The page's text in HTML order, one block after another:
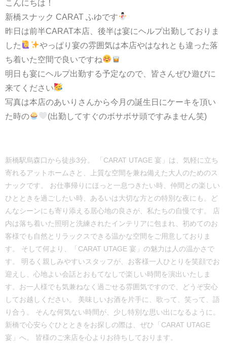
こんにちは！
新橋スナック CARAT ふゆです
昨日は前半CARAT本店、後半は宴にヘルプ出勤しておりま
した
やっぱり宴の雰囲気は本店やはなれとも違った落
ち着いた空間で良いですね
明日も宴にヘルプ出勤する予定なので、皆さんぜひ遊びに
来てください
写真は本店のあいりさんから今月の誕生日にケーキを頂い
た時の
(出勤してすぐのボサボサ頭ですみません笑)
新橋駅烏森口から徒歩3分。 「CARAT UTAGE 宴」は、気軽に立ち
寄れるアットホームさと、上質な空間を兼ね備えた大人のためのス
ナックです。 お仕事帰りにほっと一息つきたい時、仲間との楽しい
ひとときを過ごしたい時、あるいは大切な方との特別な夜にも。ど
んなシーンにも寄り添える居心地の良さが、私たちの自慢です。 店
内は落ち着いた照明と洗練されたインテリアに包まれ、初めてのお
客様でも自然とリラックスできる温かな空間をご用意しておりま
す。 そして何より、「CARAT UTAGE 宴」の魅力は人の温かさで
す。 明るく親しみやすいスタッフが、お客様一人ひとりを笑顔でお
迎えし、心地よい会話とおもてなしで楽しい時間を演出いたしま
す。お一人様でも気兼ねなく過ごせる雰囲気ですので、どうぞ安心
してお越しください。 美味しいお酒を片手に、歌って、笑って、語
り合う。 そんな何気ない時間が、少し特別な思い出になるように。
新橋で心安らぐひとときをお探しの際は、ぜひ「CARAT UTAGE
宴」へ。 皆様のご来店を心よりお待ちしております。